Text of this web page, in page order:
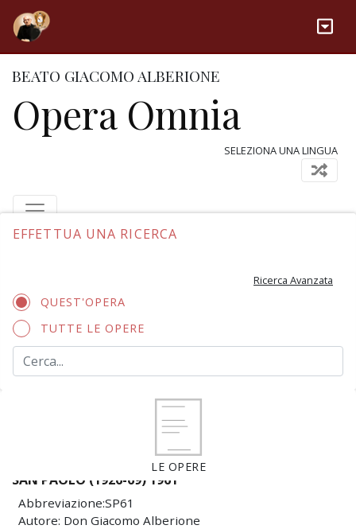
BEATO GIACOMO ALBERIONE
Opera Omnia
SELEZIONA UNA LINGUA
EFFETTUA UNA RICERCA
Ricerca Avanzata
QUEST'OPERA
TUTTE LE OPERE
LE OPERE
SAN PAOLO (1926-69) 1961
Abbreviazione:SP61
Autore: Don Giacomo Alberione